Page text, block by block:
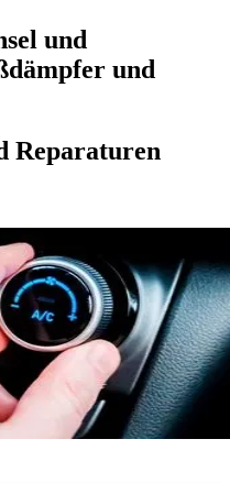
und
und
Reparaturen